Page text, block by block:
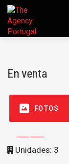
En venta
FOTOS
Unidades: 3